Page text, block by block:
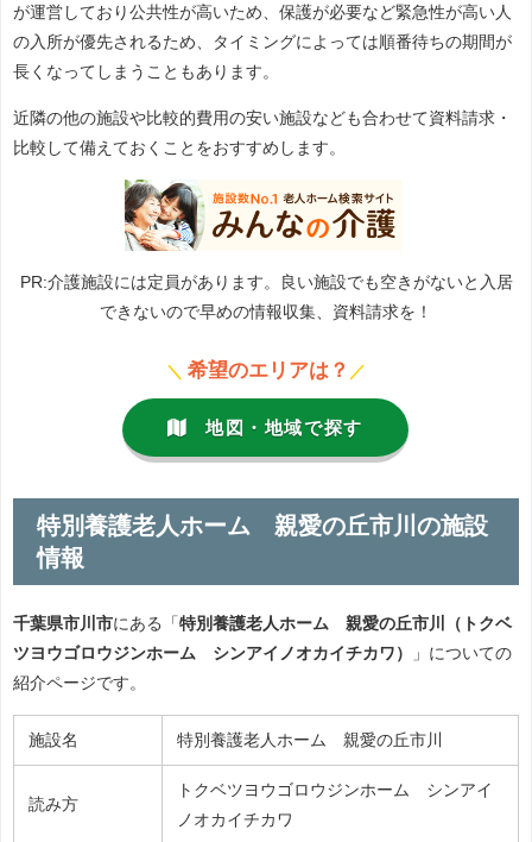
が運営しており公共性が高いため、保護が必要など緊急性が高い人
の入所が優先されるため、タイミングによっては順番待ちの期間が
長くなってしまうこともあります。
近隣の他の施設や比較的費用の安い施設なども合わせて資料請求・
比較して備えておくことをおすすめします。
PR:介護施設には定員があります。良い施設でも空きがないと入居
できないので早めの情報収集、資料請求を！
＼ 希望のエリアは？ ／
地図・地域で探す
特別養護老人ホーム 親愛の丘市川の施設
情報
千葉県市川市にある「 特別養護老人ホーム 親愛の丘市川（トクベ
ツヨウゴロウジンホーム シンアイノオカイチカワ）
」についての
紹介ページです。
施設名 特別養護老人ホーム 親愛の丘市川
読み方
トクベツヨウゴロウジンホーム シンアイ
ノオカイチカワ